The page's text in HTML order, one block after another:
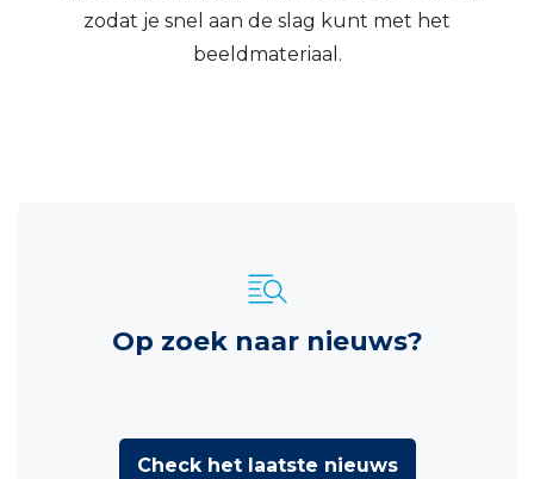
zodat je snel aan de slag kunt met het
beeldmateriaal.
Op zoek naar nieuws?
Check het laatste nieuws